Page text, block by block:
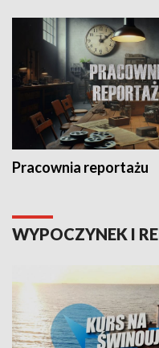
Pracownia reportażu
WYPOCZYNEK I